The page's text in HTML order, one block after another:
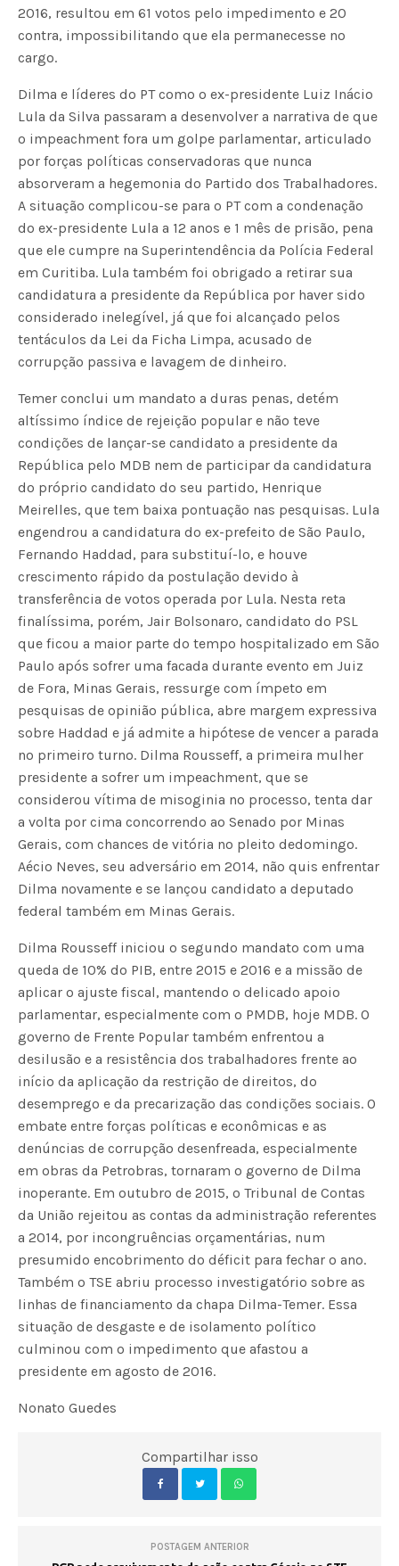
2016, resultou em 61 votos pelo impedimento e 20
contra, impossibilitando que ela permanecesse no
cargo.
Dilma e líderes do PT como o ex-presidente Luiz Inácio
Lula da Silva passaram a desenvolver a narrativa de que
o impeachment fora um golpe parlamentar, articulado
por forças políticas conservadoras que nunca
absorveram a hegemonia do Partido dos Trabalhadores.
A situação complicou-se para o PT com a condenação
do ex-presidente Lula a 12 anos e 1 mês de prisão, pena
que ele cumpre na Superintendência da Polícia Federal
em Curitiba. Lula também foi obrigado a retirar sua
candidatura a presidente da República por haver sido
considerado inelegível, já que foi alcançado pelos
tentáculos da Lei da Ficha Limpa, acusado de
corrupção passiva e lavagem de dinheiro.
Temer conclui um mandato a duras penas, detém
altíssimo índice de rejeição popular e não teve
condições de lançar-se candidato a presidente da
República pelo MDB nem de participar da candidatura
do próprio candidato do seu partido, Henrique
Meirelles, que tem baixa pontuação nas pesquisas. Lula
engendrou a candidatura do ex-prefeito de São Paulo,
Fernando Haddad, para substituí-lo, e houve
crescimento rápido da postulação devido à
transferência de votos operada por Lula. Nesta reta
finalíssima, porém, Jair Bolsonaro, candidato do PSL
que ficou a maior parte do tempo hospitalizado em São
Paulo após sofrer uma facada durante evento em Juiz
de Fora, Minas Gerais, ressurge com ímpeto em
pesquisas de opinião pública, abre margem expressiva
sobre Haddad e já admite a hipótese de vencer a parada
no primeiro turno. Dilma Rousseff, a primeira mulher
presidente a sofrer um impeachment, que se
considerou vítima de misoginia no processo, tenta dar
a volta por cima concorrendo ao Senado por Minas
Gerais, com chances de vitória no pleito dedomingo.
Aécio Neves, seu adversário em 2014, não quis enfrentar
Dilma novamente e se lançou candidato a deputado
federal também em Minas Gerais.
Dilma Rousseff iniciou o segundo mandato com uma
queda de 10% do PIB, entre 2015 e 2016 e a missão de
aplicar o ajuste fiscal, mantendo o delicado apoio
parlamentar, especialmente com o PMDB, hoje MDB. O
governo de Frente Popular também enfrentou a
desilusão e a resistência dos trabalhadores frente ao
início da aplicação da restrição de direitos, do
desemprego e da precarização das condições sociais. O
embate entre forças políticas e econômicas e as
denúncias de corrupção desenfreada, especialmente
em obras da Petrobras, tornaram o governo de Dilma
inoperante. Em outubro de 2015, o Tribunal de Contas
da União rejeitou as contas da administração referentes
a 2014, por incongruências orçamentárias, num
presumido encobrimento do déficit para fechar o ano.
Também o TSE abriu processo investigatório sobre as
linhas de financiamento da chapa Dilma-Temer. Essa
situação de desgaste e de isolamento político
culminou com o impedimento que afastou a
presidente em agosto de 2016.
Nonato Guedes
Compartilhar isso
POSTAGEM ANTERIOR